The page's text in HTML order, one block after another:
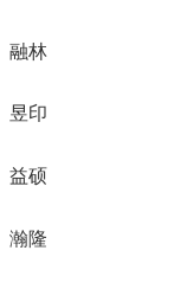
融林
昱印
益硕
瀚隆